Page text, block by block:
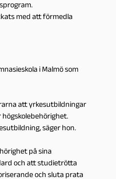
med att förmedla
i Malmö som
att yrkesutbildningar
säger hon.
på sina
och att studietrötta
och sluta prata